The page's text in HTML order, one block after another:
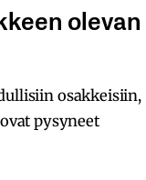
olevan
osakkeisiin,
pysyneet